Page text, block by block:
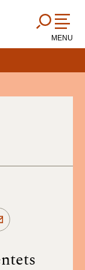
MENU